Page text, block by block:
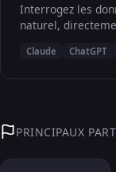
Interrogez les
naturel,
Claude ChatGPT
PRINCIPAUX